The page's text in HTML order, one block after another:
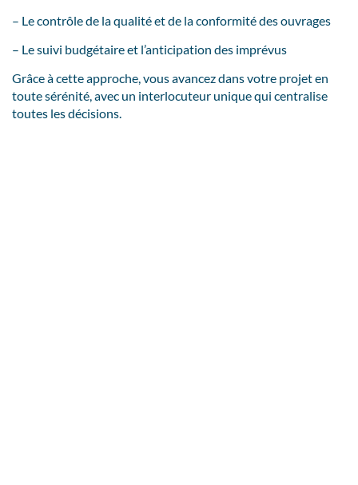
– Le contrôle de la qualité et de la conformité des ouvrages
– Le suivi budgétaire et l’anticipation des imprévus
Grâce à cette approche, vous avancez dans votre projet en
toute sérénité, avec un interlocuteur unique qui centralise
toutes les décisions.